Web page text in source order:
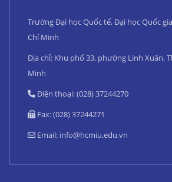
Trường Đại học Quốc tế, Đại học Quốc
Chí Minh
Địa chỉ: Khu phố 33, phường Linh Xuân,
Minh
Điện thoại: (028) 37244270
Fax: (028) 37244271
Email: info@hcmiu.edu.vn